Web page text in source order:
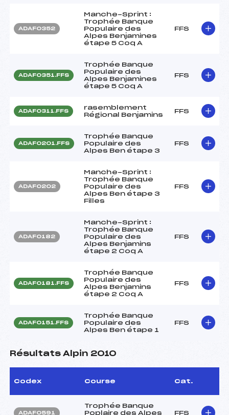
ADAF0352
Manche-Sprint :
Trophée Banque
Populaire des
Alpes Benjamines
étape 5 Coq A
FFS
ADAF0351.FFS
Trophée Banque
Populaire des
Alpes Benjamines
étape 5 Coq A
FFS
ADAF0311.FFS
rasemblement
Régional Benjamins
FFS
ADAF0201.FFS
Trophée Banque
Populaire des
Alpes Ben étape 3
FFS
ADAF0202
Manche-Sprint :
Trophée Banque
Populaire des
Alpes Ben étape 3
Filles
FFS
ADAF0182
Manche-Sprint :
Trophée Banque
Populaire des
Alpes Benjamins
étape 2 Coq A
FFS
ADAF0181.FFS
Trophée Banque
Populaire des
Alpes Benjamins
étape 2 Coq A
FFS
ADAF0151.FFS
Trophée Banque
Populaire des
Alpes Ben étape 1
FFS
Résultats Alpin 2010
Codex Course Cat.
ADAF0591
Trophée Banque
Poplaire des Alpes
FFS